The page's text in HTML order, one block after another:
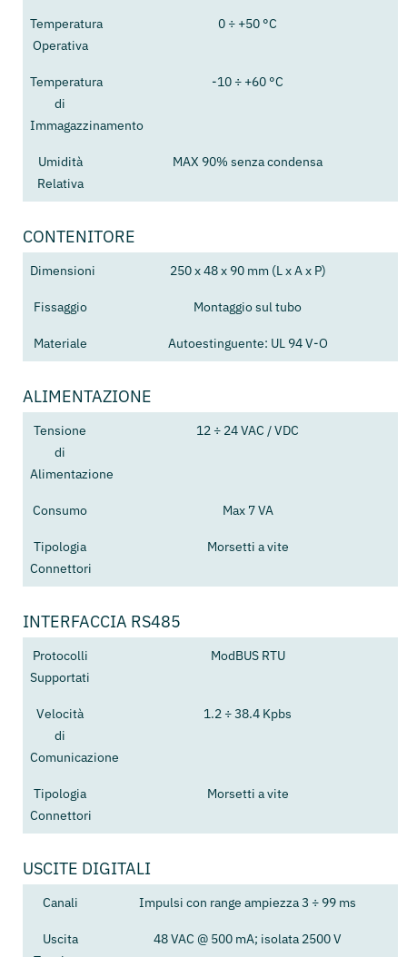
Temperatura
Operativa
0 ÷ +50 °C
Temperatura
di
Immagazzinamento
-10 ÷ +60 °C
Umidità
Relativa
MAX 90% senza condensa
CONTENITORE
Dimensioni 250 x 48 x 90 mm (L x A x P)
Fissaggio Montaggio sul tubo
Materiale Autoestinguente: UL 94 V-O
ALIMENTAZIONE
Tensione
di
Alimentazione
12 ÷ 24 VAC / VDC
Consumo Max 7 VA
Tipologia
Connettori
Morsetti a vite
INTERFACCIA RS485
Protocolli
Supportati
ModBUS RTU
Velocità
di
Comunicazione
1.2 ÷ 38.4 Kpbs
Tipologia
Connettori
Morsetti a vite
USCITE DIGITALI
Canali Impulsi con range ampiezza 3 ÷ 99 ms
Uscita
48 VAC @ 500 mA; isolata 2500 V